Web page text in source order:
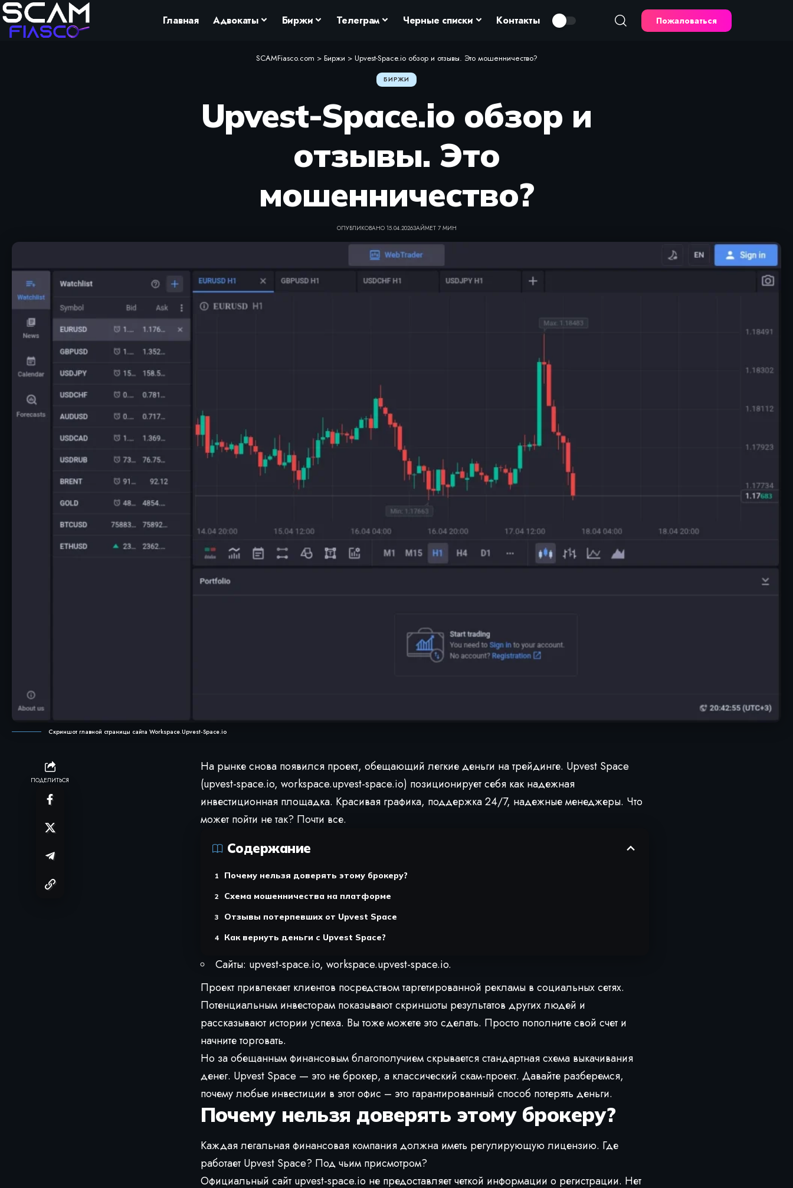
Главная Адвокаты Биржи Телеграм Черные списки Контакты Пожаловаться
SCAMFiasco.com > Биржи > Upvest-Space.io обзор и отзывы. Это мошенничество?
БИРЖИ
Upvest-Space.io обзор и
отзывы. Это
мошенничество?
ОПУБЛИКОВАНО 15.04.2026ЗАЙМЕТ 7 МИН
Скриншот главной страницы сайта Workspace.Upvest-Space.io
ПОДЕЛИТЬСЯ
На рынке снова появился проект, обещающий легкие деньги на трейдинге. Upvest Space
(upvest-space.io, workspace.upvest-space.io) позиционирует себя как надежная
инвестиционная площадка. Красивая графика, поддержка 24/7, надежные менеджеры. Что
может пойти не так? Почти все.
Содержание
Почему нельзя доверять этому брокеру?
Схема мошенничества на платформе
Отзывы потерпевших от Upvest Space
Как вернуть деньги с Upvest Space?
Сайты: upvest-space.io, workspace.upvest-space.io.
Проект привлекает клиентов посредством таргетированной рекламы в социальных сетях.
Потенциальным инвесторам показывают скриншоты результатов других людей и
рассказывают истории успеха. Вы тоже можете это сделать. Просто пополните свой счет и
начните торговать.
Но за обещанным финансовым благополучием скрывается стандартная схема выкачивания
денег. Upvest Space — это не брокер, а классический скам-проект. Давайте разберемся,
почему любые инвестиции в этот офис – это гарантированный способ потерять деньги.
Почему нельзя доверять этому брокеру?
Каждая легальная финансовая компания должна иметь регулирующую лицензию. Где
работает Upvest Space? Под чьим присмотром?
Официальный сайт upvest-space.io не предоставляет четкой информации о регистрации. Нет